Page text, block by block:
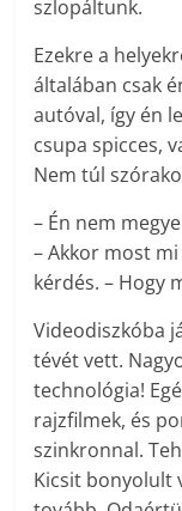
szlopáltunk.
Ezekre a
általában csak
autóval, így én
csupa spicces,
Nem túl
– Én nem
– Akkor most
kérdés. – Hogy
Videodiszkóba
tévét vett.
technológia!
rajzfilmek, és
szinkronnal.
Kicsit bonyolult